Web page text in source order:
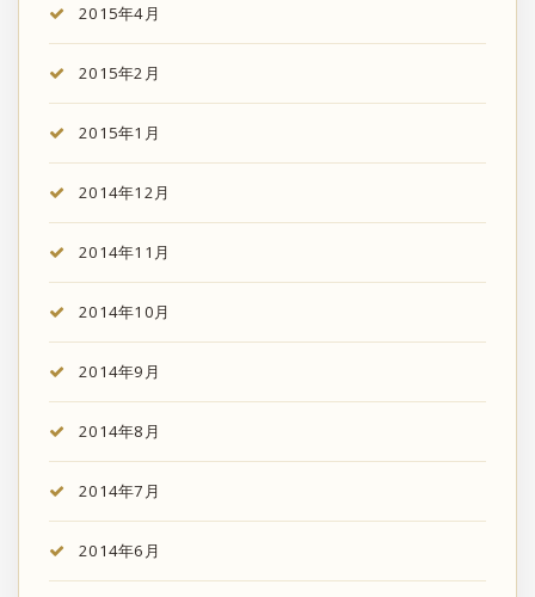
2015年4月
2015年2月
2015年1月
2014年12月
2014年11月
2014年10月
2014年9月
2014年8月
2014年7月
2014年6月